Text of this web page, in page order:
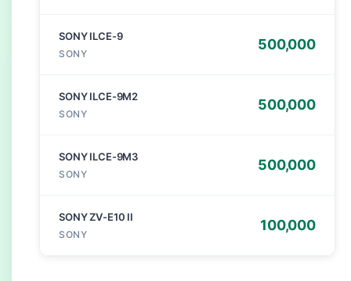
SONY ILCE-9
SONY
500,000
SONY ILCE-9M2
SONY
500,000
SONY ILCE-9M3
SONY
500,000
SONY ZV-E10 II
SONY
100,000